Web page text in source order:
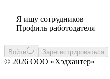
Я ищу сотрудников
Профиль работодателя
Войти Зарегистрироваться
© 2026 ООО «Хэдхантер»